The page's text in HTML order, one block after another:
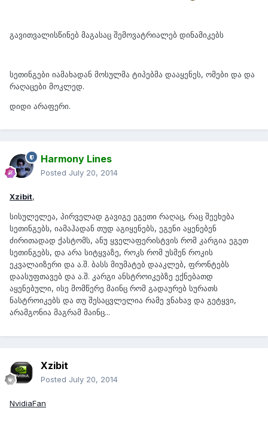
გავითვალისწინებ მაგასაც შემოვატრიალებ დინამიკებს
სეთინგები იამახადან მოსულმა ტიპებმა დააყენეს, ომები და და
რაღაცები მოკლედ.
დიდი არაფერი.
Harmony Lines
Posted July 20, 2014
Xzibit,
სისულელეა, პირველად გავიგე ეგეთი რაღაც, რაც შეეხება
სეთინგებს, იამაჰადან თუდ აგიყენებს, ეგენი აყენებენ
ძირითადად ქასტომს, ანუ ყველაფერისტვის რომ კარგია ეგეთ
სეთინგებს, და არა სიტყვაზე, როკს რომ უსმენ როკის
ეკვალაიზერი და ა.შ. ბასს მიუმატებ დააკლებ, ფრონტებს
დაასუფთავებ და ა.შ. კარგი ანსტროიკებზე ექნებათდ
აყენებული, ისე მომწერე მაინც რომ გადაურებ სურათს
ნასტროიკებს და თუ შესაცვლელია რამე ვნახავ და გეტყვი,
არამგონია მაგრამ მაინც...
Xzibit
Posted July 20, 2014
NvidiaFan